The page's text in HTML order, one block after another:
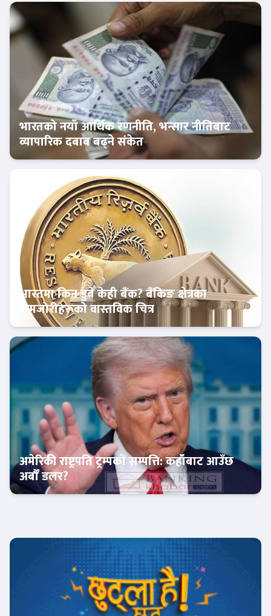
भारतको नयाँ आर्थिक रणनीति, भन्सार नीतिबाट
व्यापारिक दबाब बढ्ने संकेत
अन्तर्राष्ट्रिय बैंकिङ
भारतमा किन डुबे केही बैंक? बैंकिङ क्षेत्रका
कमजोरीहरूको वास्तविक चित्र
अमेरिकी राष्ट्रपति ट्रम्पको सम्पत्ति: कहाँबाट आउँछ
अर्बौं डलर?